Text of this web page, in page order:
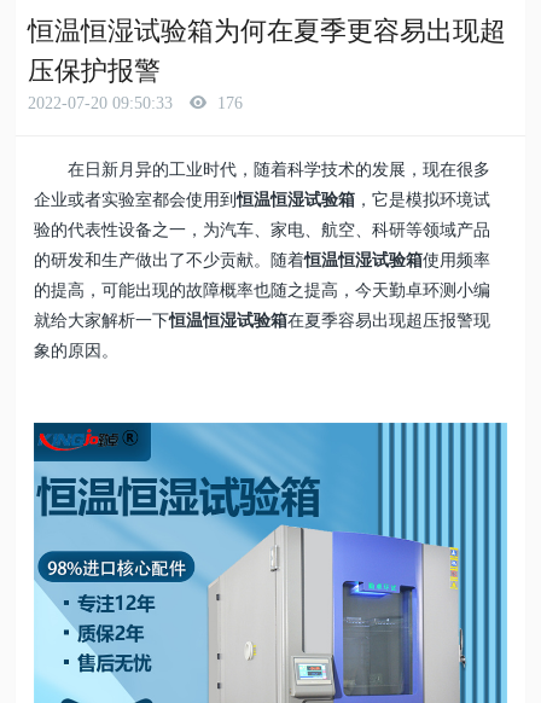
恒温恒湿试验箱为何在夏季更容易出现超
压保护报警
2022-07-20 09:50:33 176
在日新月异的工业时代，随着科学技术的发展，现在很多
企业或者实验室都会使用到恒温恒湿试验箱 ，它是模拟环境试
验的代表性设备之一，为汽车、家电、航空、科研等领域产品
的研发和生产做出了不少贡献。随着恒温恒湿试验箱使用频率
的提高，可能出现的故障概率也随之提高，今天勤卓环测小编
就给大家解析一下恒温恒湿试验箱在夏季容易出现超压报警现
象的原因。